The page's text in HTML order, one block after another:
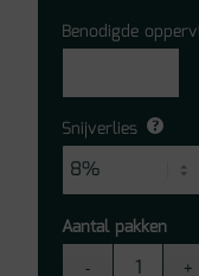
Benodigde
Snijverlies
Aantal pakken
Vivafloors